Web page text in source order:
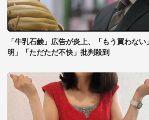
「牛乳石鹸」広告が炎上、「もう買わな
明」「ただただ不快」批判殺到